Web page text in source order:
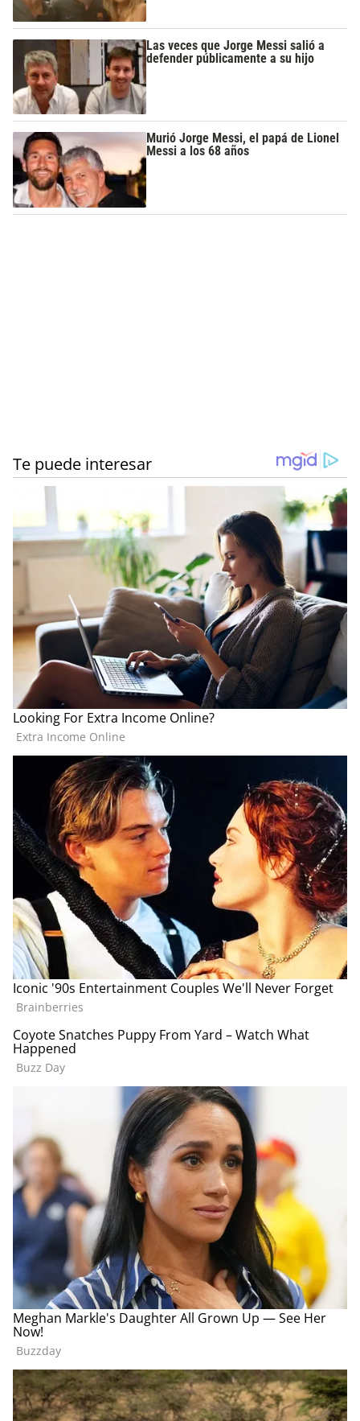
Las veces que Jorge Messi salió a
defender públicamente a su hijo
Murió Jorge Messi, el papá de Lionel
Messi a los 68 años